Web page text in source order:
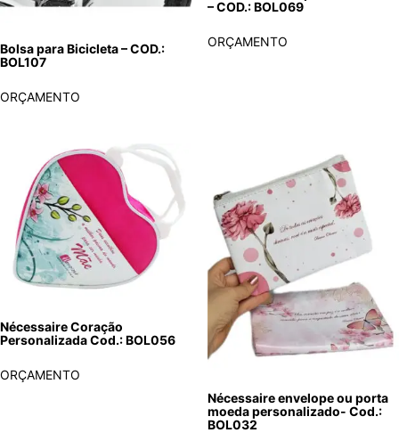
Bolsa para Bicicleta – COD.:
BOL107
ORÇAMENTO
– COD.: BOL069
ORÇAMENTO
Nécessaire Coração
Personalizada Cod.: BOL056
ORÇAMENTO
Nécessaire envelope ou porta
moeda personalizado- Cod.:
BOL032